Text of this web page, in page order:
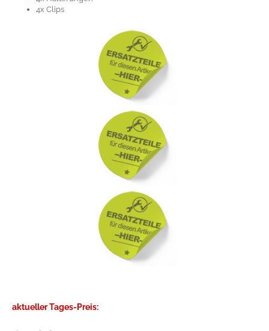
4x Clips
aktueller Tages-Preis: